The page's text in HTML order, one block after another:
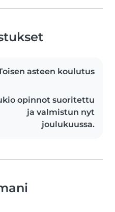
asteen koulutus
opinnot suoritettu
ja valmistun nyt
joulukuussa.